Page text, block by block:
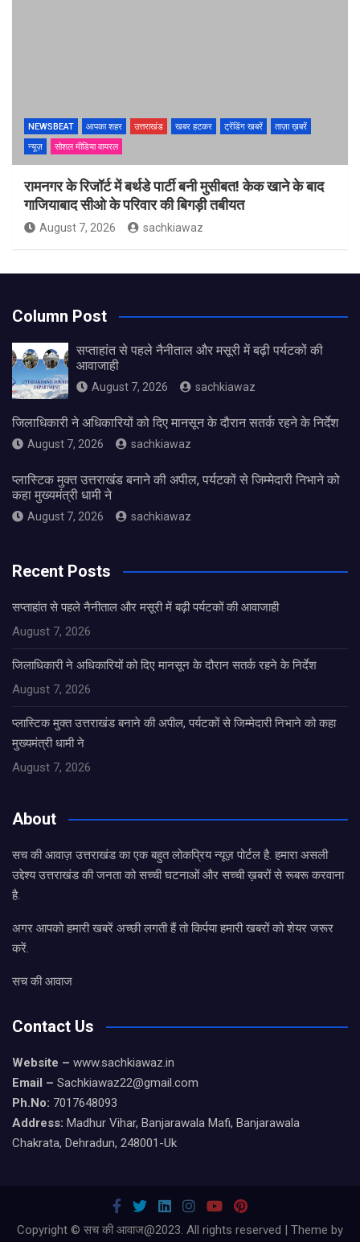
NEWSBEAT आपका शहर उत्तराखंड खबर हटकर ट्रेंडिंग खबरें
ताज़ा ख़बरें
न्यूज़
सोशल मीडिया वायरल
रामनगर के रिजॉर्ट में बर्थडे पार्टी बनी मुसीबत! केक खाने के बाद
गाजियाबाद सीओ के परिवार की बिगड़ी तबीयत
August 7, 2026 sachkiawaz
Column Post
सप्ताहांत से पहले नैनीताल और मसूरी में बढ़ी पर्यटकों की
आवाजाही
August 7, 2026 sachkiawaz
जिलाधिकारी ने अधिकारियों को दिए मानसून के दौरान सतर्क रहने के निर्देश
August 7, 2026 sachkiawaz
प्लास्टिक मुक्त उत्तराखंड बनाने की अपील, पर्यटकों से जिम्मेदारी निभाने को
कहा मुख्यमंत्री धामी ने
August 7, 2026 sachkiawaz
Recent Posts
सप्ताहांत से पहले नैनीताल और मसूरी में बढ़ी पर्यटकों की आवाजाही
August 7, 2026
जिलाधिकारी ने अधिकारियों को दिए मानसून के दौरान सतर्क रहने के निर्देश
August 7, 2026
प्लास्टिक मुक्त उत्तराखंड बनाने की अपील, पर्यटकों से जिम्मेदारी निभाने को कहा
मुख्यमंत्री धामी ने
August 7, 2026
About
सच की आवाज़ उत्तराखंड का एक बहुत लोकप्रिय न्यूज़ पोर्टल है. हमारा असली
उद्देश्य उत्तराखंड की जनता को सच्ची घटनाओं और सच्ची ख़बरों से रूबरू करवाना
है.
अगर आपको हमारी खबरें अच्छी लगती हैं तो किर्पया हमारी खबरों को शेयर जरूर
करें.
सच की आवाज
Contact Us
Website – www.sachkiawaz.in
Email – Sachkiawaz22@gmail.com
Ph.No: 7017648093
Address: Madhur Vihar, Banjarawala Mafi, Banjarawala
Chakrata, Dehradun, 248001-Uk
Copyright © सच की आवाज@2023. All rights reserved | Theme by